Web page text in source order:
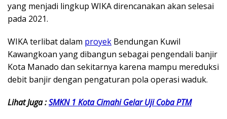
yang menjadi lingkup WIKA direncanakan akan selesai
pada 2021.
WIKA terlibat dalam proyek Bendungan Kuwil
Kawangkoan yang dibangun sebagai pengendali banjir
Kota Manado dan sekitarnya karena mampu mereduksi
debit banjir dengan pengaturan pola operasi waduk.
Lihat Juga :SMKN 1 Kota Cimahi Gelar Uji Coba PTM